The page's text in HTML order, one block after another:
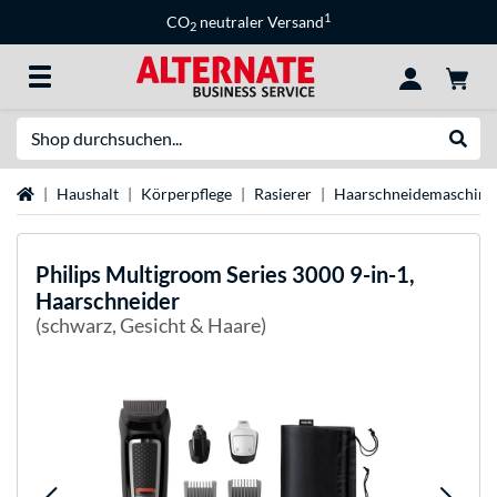
CO2 neutraler Versand1
StartseiteHaushalt Körperpflege Rasierer
Philips Multigroom Series 3000 9-in-1,
Haarschneider
(schwarz, Gesicht & Haare)